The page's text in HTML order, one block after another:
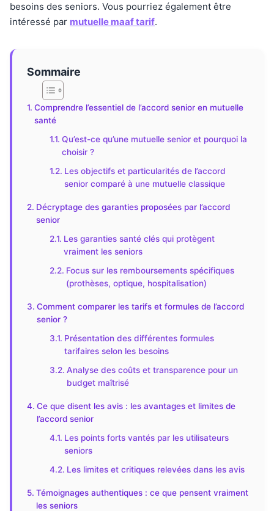
besoins des seniors. Vous pourriez également être
intéressé par mutuelle maaf tarif.
Sommaire
Comprendre l’essentiel de l’accord senior en mutuelle
santé
Qu’est-ce qu’une mutuelle senior et pourquoi la
choisir ?
Les objectifs et particularités de l’accord
senior comparé à une mutuelle classique
Décryptage des garanties proposées par l’accord
senior
Les garanties santé clés qui protègent
vraiment les seniors
Focus sur les remboursements spécifiques
(prothèses, optique, hospitalisation)
Comment comparer les tarifs et formules de l’accord
senior ?
Présentation des différentes formules
tarifaires selon les besoins
Analyse des coûts et transparence pour un
budget maîtrisé
Ce que disent les avis : les avantages et limites de
l’accord senior
Les points forts vantés par les utilisateurs
seniors
Les limites et critiques relevées dans les avis
Témoignages authentiques : ce que pensent vraiment
les seniors